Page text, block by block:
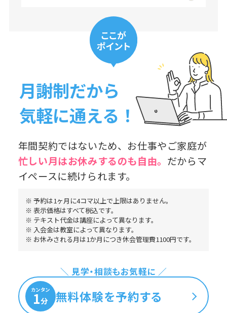
月謝制だから
気軽に通える！
年間契約ではないため、お仕事やご家庭が
忙しい月はお休みするのも自由。 だからマ
イペースに続けられます。
※ 予約は1ヶ月に4コマ以上で上限はありません。
※ 表示価格はすべて税込です。
※ テキスト代金は講座によって異なります。
※ 入会金は教室によって異なります。
※ お休みされる月は1か月につき休会管理費1100円です。
＼ 見学・相談もお気軽に ／
カンタン
1分 無料体験を予約する